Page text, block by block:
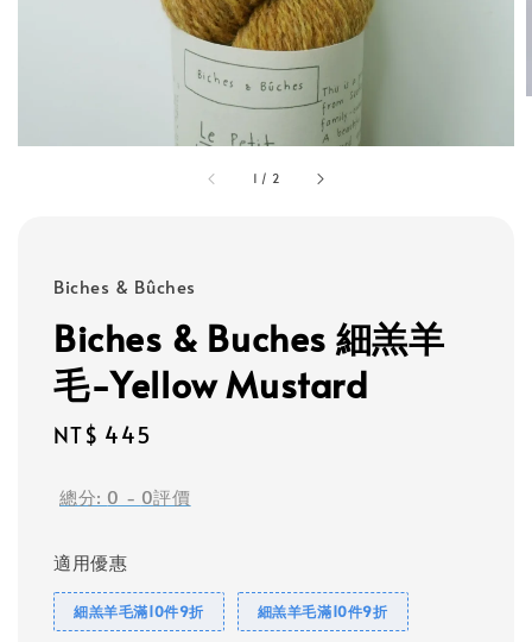
1 / 2
Biches & Bûches
Biches & Buches 細羔羊
毛-Yellow Mustard
Regular
NT$ 445
總分: 0 - 0評價
適用優惠
細羔羊毛滿10件9折 細羔羊毛滿10件9折